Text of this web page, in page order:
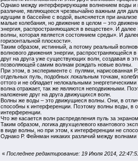
Однако между интерферирующим волнением воды и
различие, являющееся чрезвычайно важным для
идущим в бассейне с водой, выясняется при
малые колебания, но движение в целом – это
энергия, распространяющаяся в веществе». И
волны, которая является состоянием среды». И
горизонтальной плоскости».
Таким образом, истинный, а потому реальный
волнового движения энергии, распространяющейся
друг на друга уже существующих волн, создавая в
позволяющей самим волнам рождать новые волны.
При этом, в эксперименте с пулями, нарисованная
отдельных пуль, подобных локальным точкам,
оттого и не обладает нелокальными
волна отражает, так же являются неподвижными.
наложение друг на друга движущихся волн.
Волны же воды – это движущиеся волны. Они, в
способны к интерференции. Поэтому волны воды, в
интерференции.
Что же касается волн распределения пуль за
Таким образом, логика двухщелевого квантового
в виде волны, но при этом, к интерференции не
Однако Р. Фейнман никаких различий между
« Последнее редактирование: 19 Июля 2014,